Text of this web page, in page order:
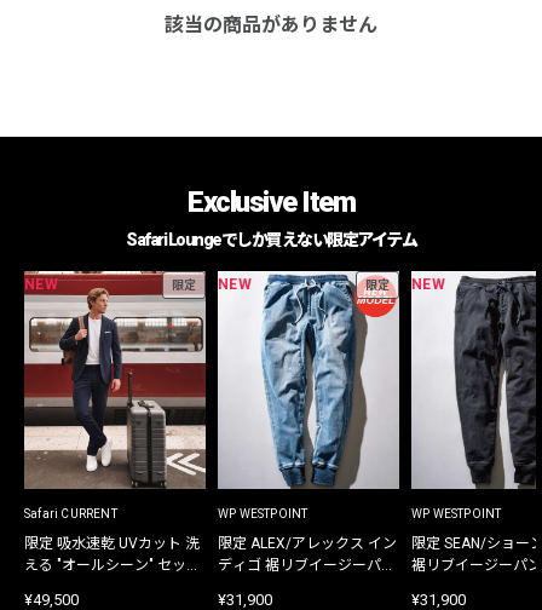
該当の商品がありません
Exclusive Item
Safari Loungeでしか買えない限定アイテム
NEW 限定
Safari CURRENT
限定 吸水速乾 UVカット 洗
える "オールシーン" セット
¥49,500
NEW 限定
WP WESTPOINT
限定 ALEX/アレックス イン
ディゴ 裾リブイージーパン
¥31,900
NEW
WP WESTPOINT
限定 SEAN/ショー
裾リブイージーパ
¥31,900